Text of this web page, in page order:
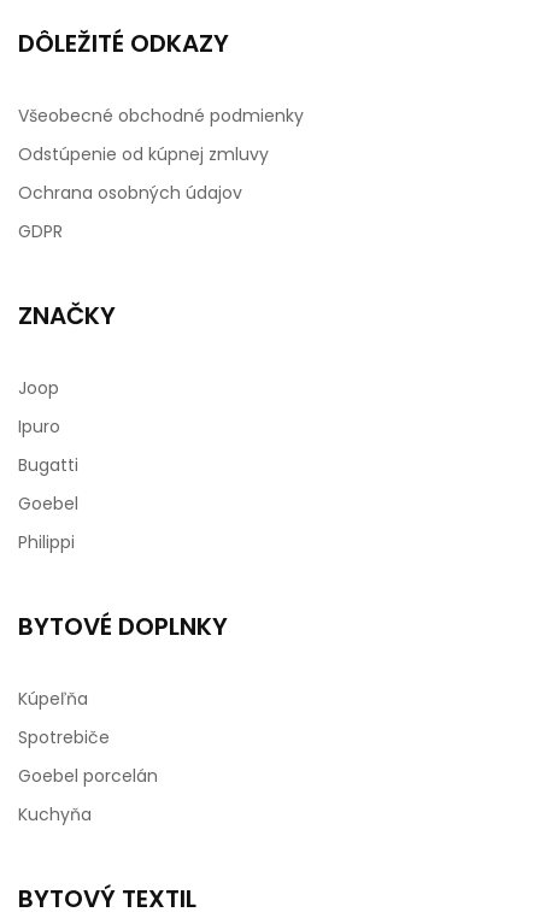
DÔLEŽITÉ ODKAZY
Všeobecné obchodné podmienky
Odstúpenie od kúpnej zmluvy
Ochrana osobných údajov
GDPR
ZNAČKY
Joop
Ipuro
Bugatti
Goebel
Philippi
BYTOVÉ DOPLNKY
Kúpeľňa
Spotrebiče
Goebel porcelán
Kuchyňa
BYTOVÝ TEXTIL